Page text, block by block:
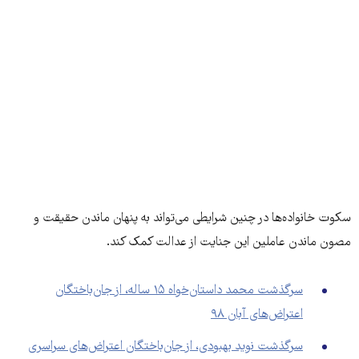
سکوت خانواده‌ها در چنین شرایطی می‌تواند به پنهان ماندن حقیقت و
مصون ماندن عاملین این جنایت از عدالت کمک کند.
سرگذشت محمد داستان‌خواه ۱۵ ساله، از جان‌باختگان
اعتراض‌های آبان ۹۸
سرگذشت نوید بهبودی‌، از جان‌باختگان اعتراض‌های سراسری